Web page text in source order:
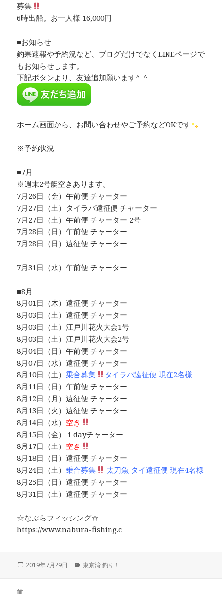
募集
6時出船。お一人様 16,000円
■お知らせ
釣果速報や予約況など、ブログだけでなくLINEページで
もお知らせします。
下記ボタンより、友達追加願います^_^
ホーム画面から、お問い合わせやご予約などOKです
※予約状況
■7月
※週末2号艇空きあります。
7月26日（金）午前便 チャーター
7月27日（土）タイラバ遠征便 チャーター
7月27日（土）午前便 チャーター 2号
7月28日（日）午前便 チャーター
7月28日（日）遠征便 チャーター
7月31日（水）午前便 チャーター
■8月
8月01日（木）遠征便 チャーター
8月03日（土）遠征便 チャーター
8月03日（土）江戸川花火大会1号
8月03日（土）江戸川花火大会2号
8月04日（日）午前便 チャーター
8月07日（水）遠征便 チャーター
8月10日（土）乗合募集
タイラバ遠征便 現在2名様
8月11日（日）午前便 チャーター
8月12日（月）遠征便 チャーター
8月13日（火）遠征便 チャーター
8月14日（水） 空き
8月15日（金）１dayチャーター
8月17日（土） 空き
8月18日（日）遠征便 チャーター
8月24日（土）乗合募集
太刀魚 タイ遠征便 現在4名様
8月25日（日）遠征便 チャーター
8月31日（土）遠征便 チャーター
☆なぶらフィッシング☆
https://www.nabura-fishing.c
投
2019年7月29日
カ
東京湾 釣り！
前